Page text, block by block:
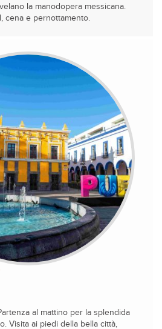
la manodopera messicana.
cena e pernottamento.
al mattino per la splendida
Visita ai piedi della bella città,